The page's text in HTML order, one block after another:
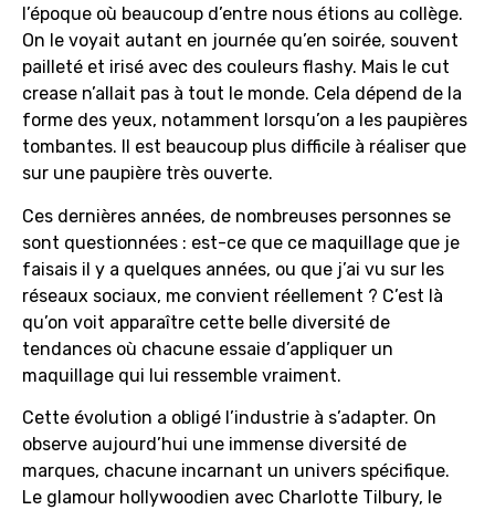
l’époque où beaucoup d’entre nous étions au collège.
On le voyait autant en journée qu’en soirée, souvent
pailleté et irisé avec des couleurs flashy. Mais le cut
crease n’allait pas à tout le monde. Cela dépend de la
forme des yeux, notamment lorsqu’on a les paupières
tombantes. Il est beaucoup plus difficile à réaliser que
sur une paupière très ouverte.
Ces dernières années, de nombreuses personnes se
sont questionnées : est-ce que ce maquillage que je
faisais il y a quelques années, ou que j’ai vu sur les
réseaux sociaux, me convient réellement ? C’est là
qu’on voit apparaître cette belle diversité de
tendances où chacune essaie d’appliquer un
maquillage qui lui ressemble vraiment.
Cette évolution a obligé l’industrie à s’adapter. On
observe aujourd’hui une immense diversité de
marques, chacune incarnant un univers spécifique.
Le glamour hollywoodien avec Charlotte Tilbury, le